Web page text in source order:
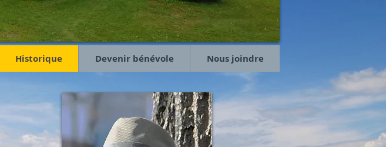
Historique Devenir bénévole Nous joindre